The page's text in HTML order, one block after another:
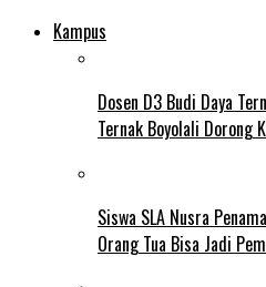
Kampus
Dosen D3 Budi Daya
Ternak Boyolali Dorong
Siswa SLA Nusra
Orang Tua Bisa Jadi